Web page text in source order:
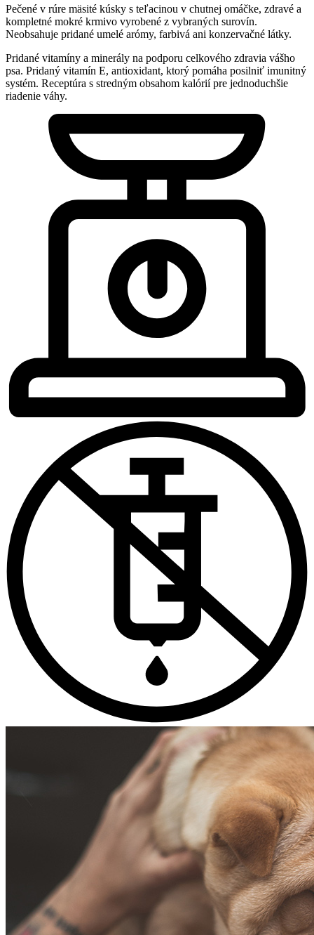
Pečené v rúre mäsité kúsky s teľacinou v chutnej omáčke, zdravé a
kompletné mokré krmivo vyrobené z vybraných surovín.
Neobsahuje pridané umelé arómy, farbivá ani konzervačné látky.
Pridané vitamíny a minerály na podporu celkového zdravia vášho
psa. Pridaný vitamín E, antioxidant, ktorý pomáha posilniť imunitný
systém. Receptúra s stredným obsahom kalórií pre jednoduchšie
riadenie váhy.